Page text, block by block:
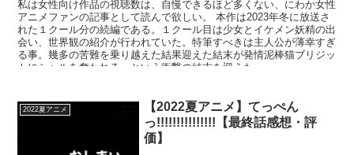
私は女性向け作品の視聴数は、自慢できるほど多くない、にわか女性
アニメファンの記事として読んで欲しい。 本作は2023年冬に放送さ
れた１クール分の続編である。１クール目は少女とイケメン妖精の出
会い、世界観の紹介が行われていた。特筆すべきは主人公が薄幸すぎ
る事。幾多の苦難を乗り越えた結果迎えた結末が発情泥棒猫ブリジッ
トにシャルを奪われる、という衝撃の結末を迎えた。
2022夏アニメ
【2022夏アニメ】てっぺん
っ!!!!!!!!!!!!!!!【最終話感想・評
価】